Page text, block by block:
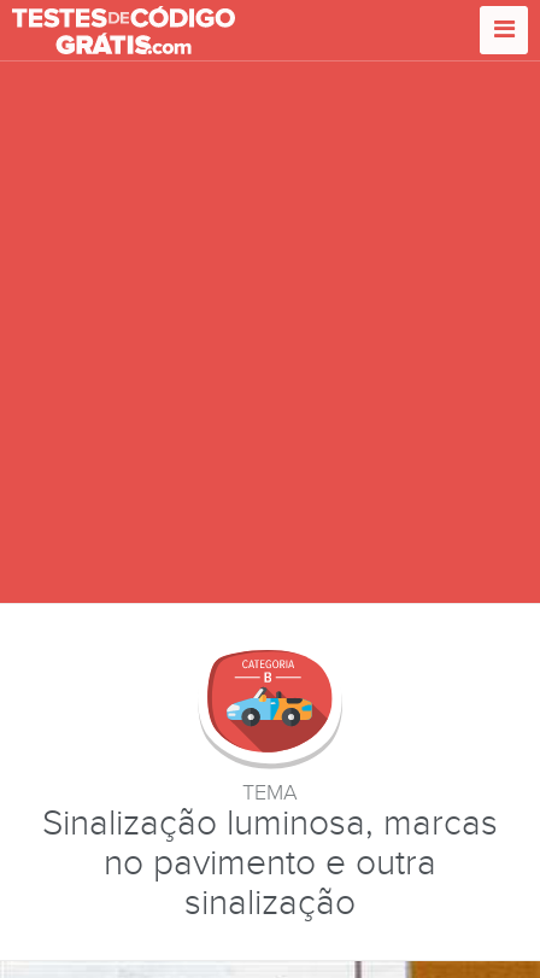
TEMA
Sinalização luminosa, marcas
no pavimento e outra
sinalização